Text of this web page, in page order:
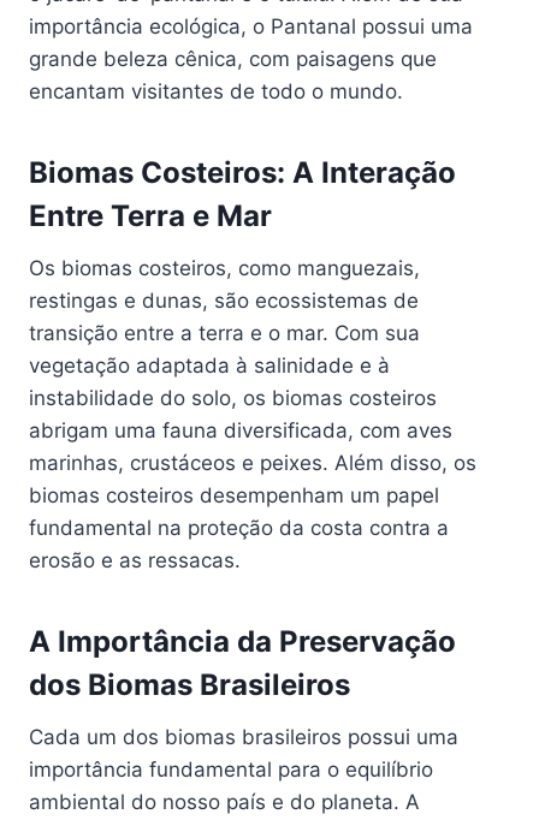
importância ecológica, o Pantanal possui uma
grande beleza cênica, com paisagens que
encantam visitantes de todo o mundo.
Biomas Costeiros: A Interação
Entre Terra e Mar
Os biomas costeiros, como manguezais,
restingas e dunas, são ecossistemas de
transição entre a terra e o mar. Com sua
vegetação adaptada à salinidade e à
instabilidade do solo, os biomas costeiros
abrigam uma fauna diversificada, com aves
marinhas, crustáceos e peixes. Além disso, os
biomas costeiros desempenham um papel
fundamental na proteção da costa contra a
erosão e as ressacas.
A Importância da Preservação
dos Biomas Brasileiros
Cada um dos biomas brasileiros possui uma
importância fundamental para o equilíbrio
ambiental do nosso país e do planeta. A